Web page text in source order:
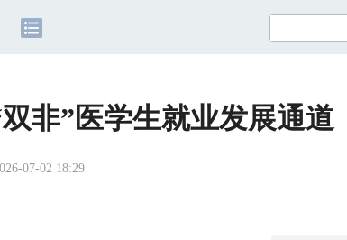
非”医学生就业发展通道
07-02 18:29